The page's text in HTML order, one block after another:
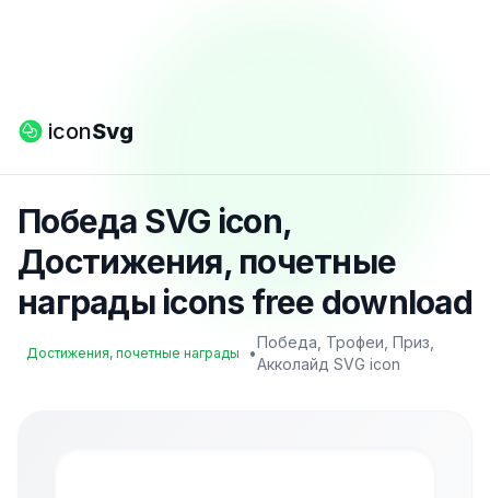
iconSvg
Победа SVG icon,
Достижения, почетные
награды icons free download
Достижения, почетные награды •
Победа, Трофеи, Приз,
Акколайд SVG icon